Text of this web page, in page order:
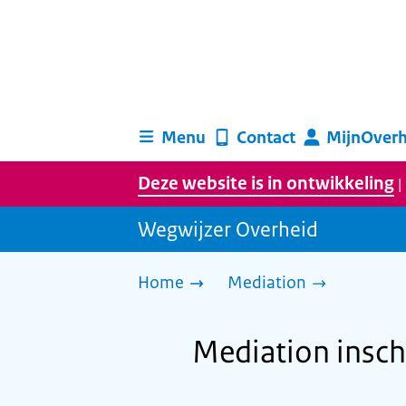
Menu
Contact
Deze website is in ontwikkeling |
Wegwijzer Overheid
Home Mediation
Mediation